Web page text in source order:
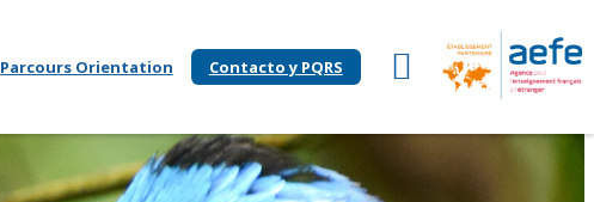
Parcours Orientation Contacto y PQRS